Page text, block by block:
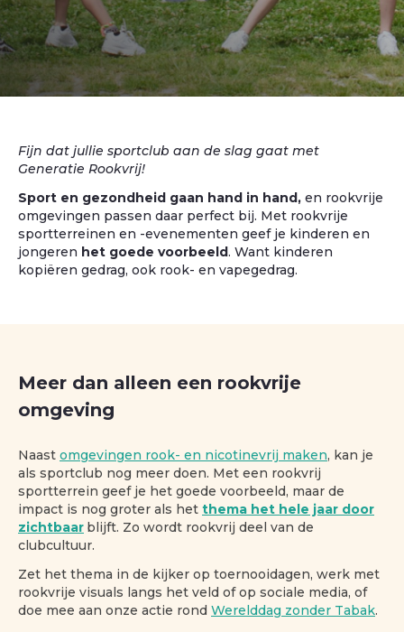
Fijn dat jullie sportclub aan de slag gaat met
Generatie Rookvrij!
Sport en gezondheid gaan hand in hand, en rookvrije
omgevingen passen daar perfect bij. Met rookvrije
sportterreinen en -evenementen geef je kinderen en
jongeren het goede voorbeeld. Want kinderen
kopiëren gedrag, ook rook- en vapegedrag.
Meer dan alleen een rookvrije
omgeving
Naast omgevingen rook- en nicotinevrij maken, kan je
als sportclub nog meer doen. Met een rookvrij
sportterrein geef je het goede voorbeeld, maar de
impact is nog groter als het thema het hele jaar door
zichtbaar blijft. Zo wordt rookvrij deel van de
clubcultuur.
Zet het thema in de kijker op toernooidagen, werk met
rookvrije visuals langs het veld of op sociale media, of
doe mee aan onze actie rond Werelddag zonder Tabak.